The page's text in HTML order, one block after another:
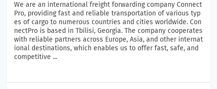
We are an international freight forwarding company Connect
Pro, providing fast and reliable transportation of various typ
es of cargo to numerous countries and cities worldwide. Con
nectPro is based in Tbilisi, Georgia. The company cooperates
with reliable partners across Europe, Asia, and other internat
ional destinations, which enables us to offer fast, safe, and
competitive ...